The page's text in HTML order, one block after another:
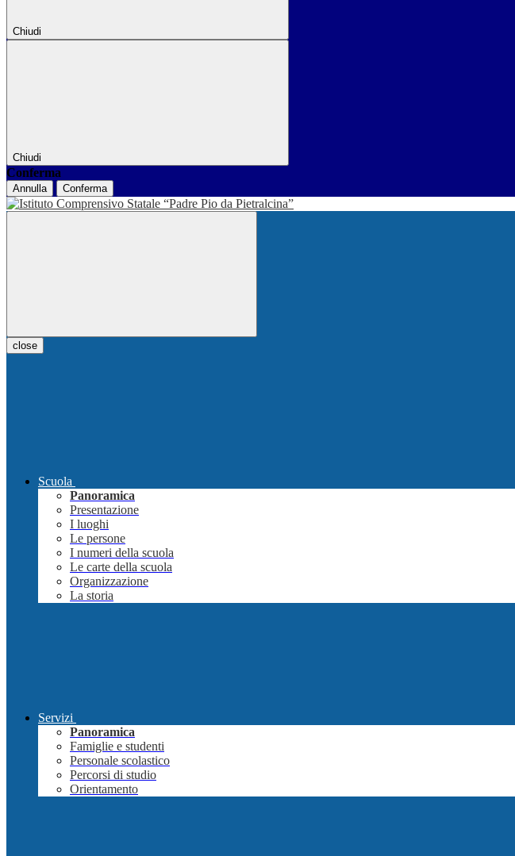
Chiudi
Chiudi
Conferma
Annulla Conferma
close
Scuola
Panoramica
Presentazione
I luoghi
Le persone
I numeri della scuola
Le carte della scuola
Organizzazione
La storia
Servizi
Panoramica
Famiglie e studenti
Personale scolastico
Percorsi di studio
Orientamento